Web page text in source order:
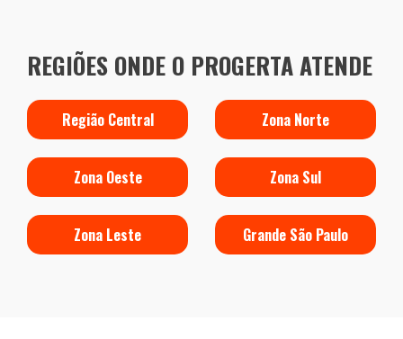
REGIÕES ONDE O PROGERTA ATENDE
Região Central Zona Norte
Zona Oeste Zona Sul
Zona Leste Grande São Paulo